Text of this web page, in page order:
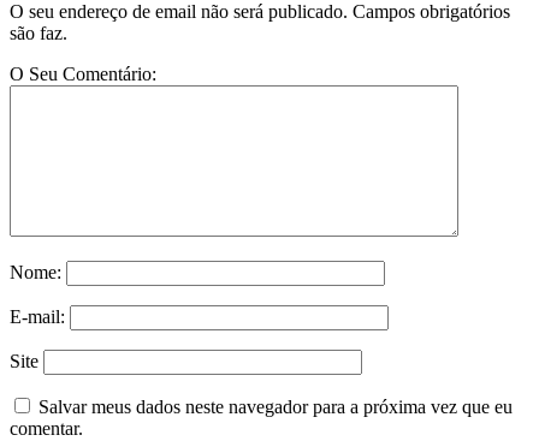
O seu endereço de email não será publicado. Campos obrigatórios
são faz.
O Seu Comentário:
Nome:
E-mail:
Site
Salvar meus dados neste navegador para a próxima vez que eu
comentar.